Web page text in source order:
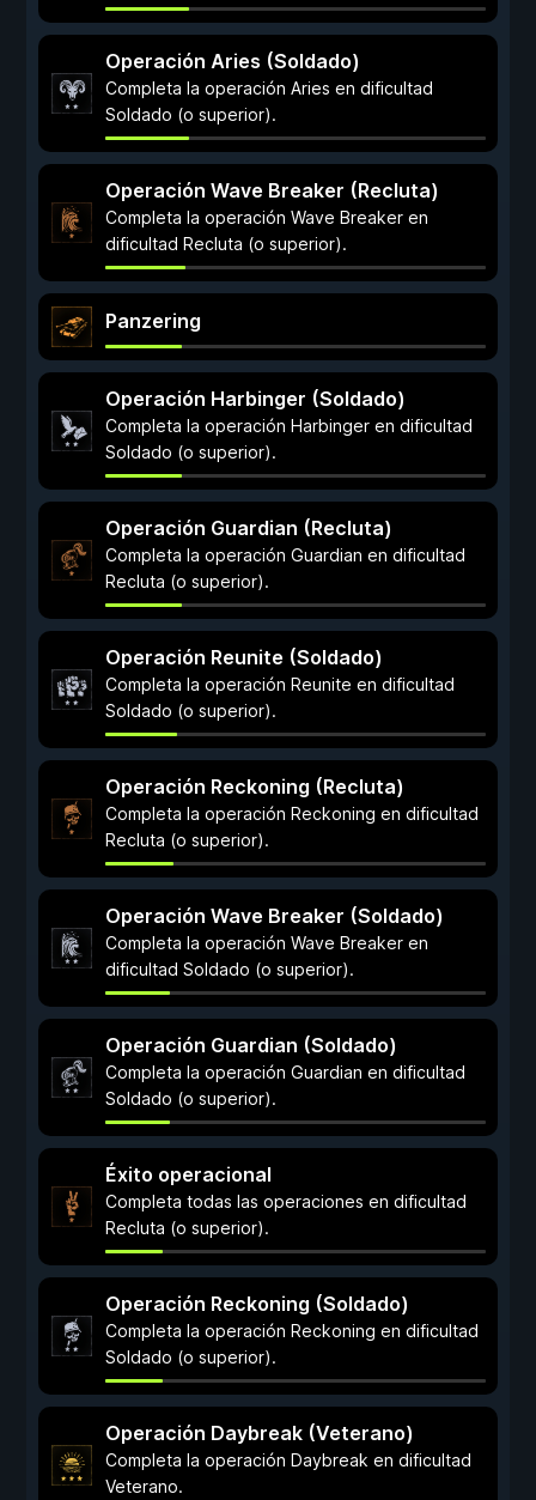
Operación Aries (Soldado)
Completa la operación Aries en dificultad
Soldado (o superior).
Operación Wave Breaker (Recluta)
Completa la operación Wave Breaker en
dificultad Recluta (o superior).
Panzering
Operación Harbinger (Soldado)
Completa la operación Harbinger en dificultad
Soldado (o superior).
Operación Guardian (Recluta)
Completa la operación Guardian en dificultad
Recluta (o superior).
Operación Reunite (Soldado)
Completa la operación Reunite en dificultad
Soldado (o superior).
Operación Reckoning (Recluta)
Completa la operación Reckoning en dificultad
Recluta (o superior).
Operación Wave Breaker (Soldado)
Completa la operación Wave Breaker en
dificultad Soldado (o superior).
Operación Guardian (Soldado)
Completa la operación Guardian en dificultad
Soldado (o superior).
Éxito operacional
Completa todas las operaciones en dificultad
Recluta (o superior).
Operación Reckoning (Soldado)
Completa la operación Reckoning en dificultad
Soldado (o superior).
Operación Daybreak (Veterano)
Completa la operación Daybreak en dificultad
Veterano.